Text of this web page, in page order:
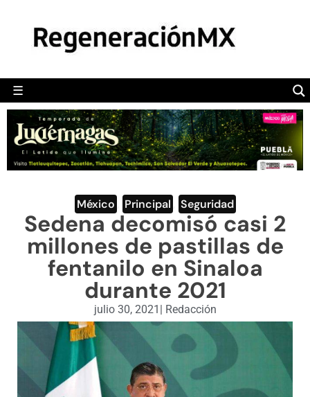
☰
POLÍTICA
CAMALEÓN
OPINIÓN
DEPORTES
ENGLISH SECTION
VIDEOS
México Principal Seguridad
Sedena decomisó casi 2
millones de pastillas de
fentanilo en Sinaloa
durante 2021
julio 30, 2021 | Redacción